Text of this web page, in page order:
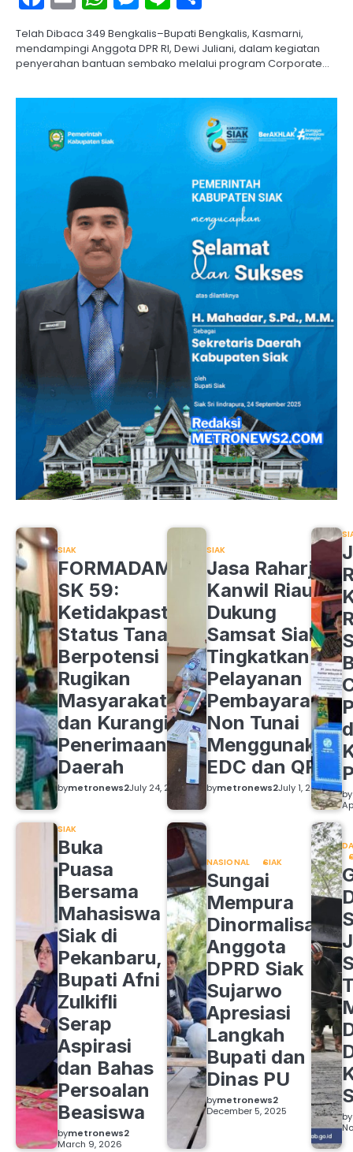
Telah Dibaca 349 Bengkalis–Bupati Bengkalis, Kasmarni,
mendampingi Anggota DPR RI, Dewi Juliani, dalam kegiatan
penyerahan bantuan sembako melalui program Corporate…
SIAK
FORMADAM
SK 59:
Ketidakpastian
Status Tanah
Berpotensi
Rugikan
Masyarakat
dan Kurangi
Penerimaan
Daerah
bymetronews2July 24, 2026
SIAK
Jasa Raharja
Kanwil Riau
Dukung
Samsat Siak
Tingkatkan
Pelayanan
Pembayaran
Non Tunai
Menggunakan
EDC dan QRIS
bymetronews2July 1, 2026 by
SIAK
Buka
Puasa
Bersama
Mahasiswa
Siak di
Pekanbaru,
Bupati Afni
Zulkifli
Serap
Aspirasi
dan Bahas
Persoalan
Beasiswa
bymetronews2
March 9, 2026
NASIONAL SIAK
Sungai
Mempura
Dinormalisasi,
Anggota
DPRD Siak
Sujarwo
Apresiasi
Langkah
Bupati dan
Dinas PU
bymetronews2
December 5, 2025
by